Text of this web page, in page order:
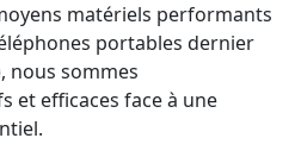
matériels performants
portables dernier
nous sommes
et efficaces face à une